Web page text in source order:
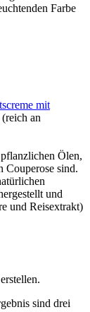
Farbe
mit
an
Ölen,
Couperose sind.
und
und Reisextrakt)
sind drei